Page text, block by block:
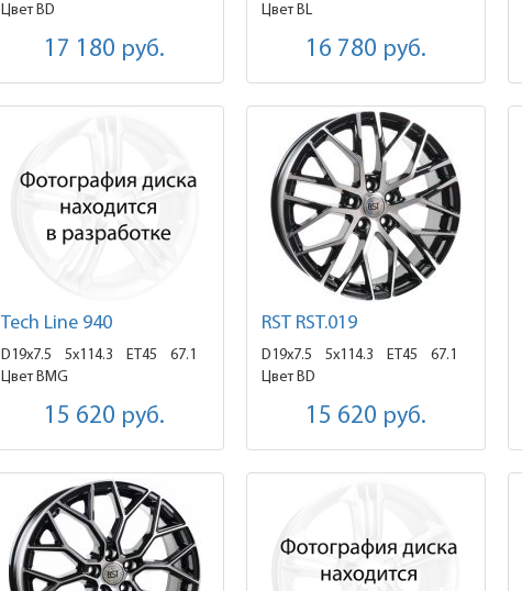
Цвет BD
17 180 руб.
Цвет BL
16 780 руб.
Tech Line 940
D19x7.5 5x114.3 ET45
67.1
Цвет BMG
15 620 руб.
RST RST.019
D19x7.5 5x114.3 ET45
67.1
Цвет BD
15 620 руб.